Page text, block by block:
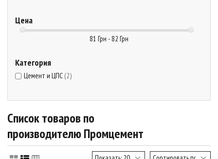
Цена
81 Грн - 82 Грн
Категория
Цемент и ЦПС (2)
Список товаров по
производителю Промцемент